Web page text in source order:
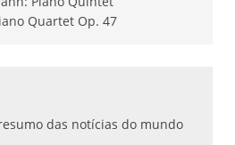
das notícias do mundo